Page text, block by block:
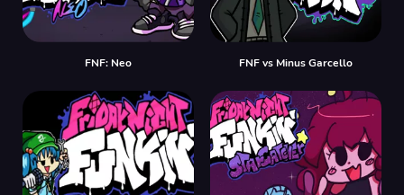
FNF: Neo FNF vs Minus Garcello